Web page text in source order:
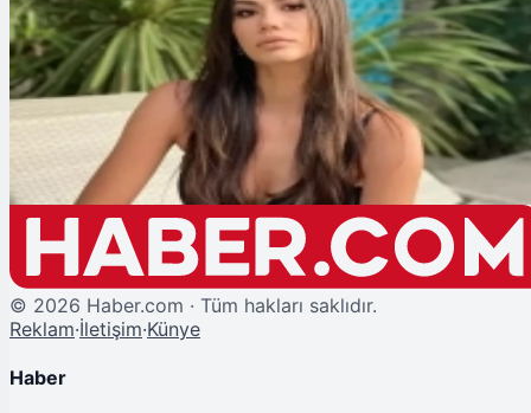
Şu An Okunan
Demet Özdemir İspanya’yı Fethetti: Erkenci Kuş ve Doğduğun Ev
Kaderindir Dizileri Rekor Kırdı
© 2026 Haber.com · Tüm hakları saklıdır.
Reklam·İletişim·Künye
Haber